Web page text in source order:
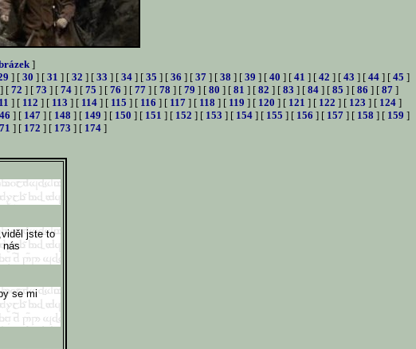
]
] [ 30 ] [ 31 ] [ 32 ] [ 33 ] [ 34 ] [ 35 ] [ 36 ] [ 37 ] [ 38 ] [ 39 ] [ 40 ] [ 41 ] [ 42 ] [ 43 ] [ 44 ] [ 45 ]
] [ 72 ] [ 73 ] [ 74] [ 75 ] [ 76 ] [ 77] [ 78 ] [ 79 ] [ 80 ] [ 81 ] [ 82 ] [ 83 ] [ 84] [ 85 ] [ 86 ] [ 87]
] [ 112 ] [ 113 ] [ 114 ] [ 115 ] [ 116 ] [ 117 ] [ 118 ] [ 119 ] [ 120 ] [ 121 ] [ 122 ] [ 123 ] [ 124 ]
] [ 147] [ 148 ] [ 149 ] [ 150 ] [ 151 ] [ 152 ] [ 153 ] [ 154] [ 155 ] [ 156 ] [ 157] [ 158 ] [ 159 ]
] [ 172 ] [ 173 ] [ 174]
jste to
nás
se mi